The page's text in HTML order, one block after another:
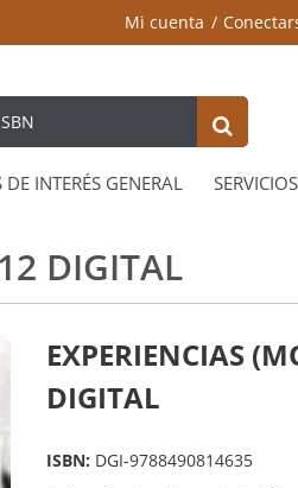
Mi cuenta
DE INTERÉS GENERAL SERVICIOS
DIGITAL
EXPERIENCIAS
DIGITAL
ISBN: DGI-9788490814635